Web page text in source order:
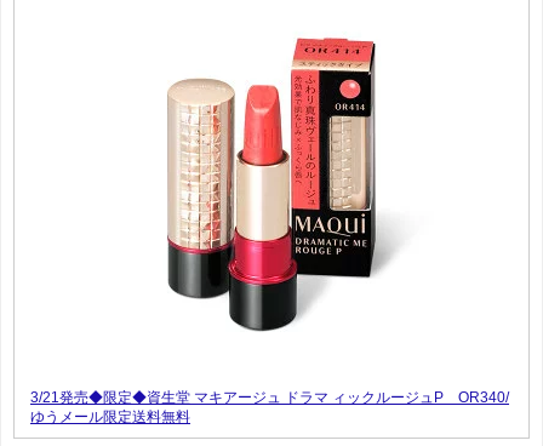
3/21発売◆限定◆資生堂 マキアージュ ドラマ ィックルージュP OR340/
ゆうメール限定送料無料